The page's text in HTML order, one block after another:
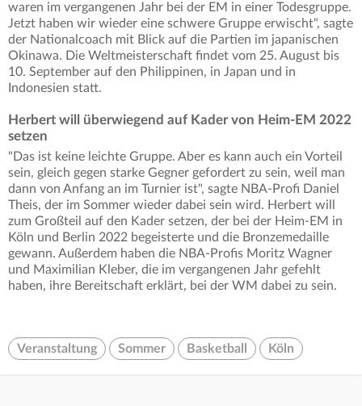
waren im vergangenen Jahr bei der EM in einer Todesgruppe.
Jetzt haben wir wieder eine schwere Gruppe erwischt", sagte
der Nationalcoach mit Blick auf die Partien im japanischen
Okinawa. Die Weltmeisterschaft findet vom 25. August bis
10. September auf den Philippinen, in Japan und in
Indonesien statt.
Herbert will überwiegend auf Kader von Heim-EM 2022
setzen
"Das ist keine leichte Gruppe. Aber es kann auch ein Vorteil
sein, gleich gegen starke Gegner gefordert zu sein, weil man
dann von Anfang an im Turnier ist", sagte NBA-Profi Daniel
Theis, der im Sommer wieder dabei sein wird. Herbert will
zum Großteil auf den Kader setzen, der bei der Heim-EM in
Köln und Berlin 2022 begeisterte und die Bronzemedaille
gewann. Außerdem haben die NBA-Profis Moritz Wagner
und Maximilian Kleber, die im vergangenen Jahr gefehlt
haben, ihre Bereitschaft erklärt, bei der WM dabei zu sein.
Veranstaltung Sommer Basketball Köln